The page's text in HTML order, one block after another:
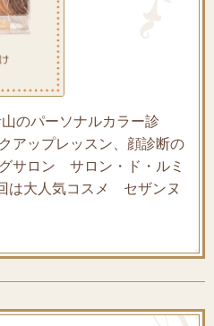
のパーソナルカラー診
アップレッスン、顔診断の
サロン サロン・ド・ルミ
は大人気コスメ セザンヌ